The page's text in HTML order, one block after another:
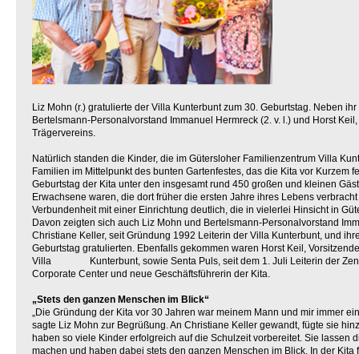
Liz Mohn (r.) gratulierte der Villa Kunterbunt zum 30. Geburtstag. Neben
Bertelsmann-Personalvorstand Immanuel Hermreck (2. v. l.) und Horst
Trägervereins.
Natürlich standen die Kinder, die im Gütersloher Familienzentrum Villa
Familien im Mittelpunkt des bunten Gartenfestes, das die Kita vor Kurzem
Geburtstag der Kita unter den insgesamt rund 450 großen und kleinen
Erwachsene waren, die dort früher die ersten Jahre ihres Lebens
Verbundenheit mit einer Einrichtung deutlich, die in vielerlei Hinsicht in
Davon zeigten sich auch Liz Mohn und Bertelsmann-Personalvorstand
Christiane Keller, seit Gründung 1992 Leiterin der Villa Kunterbunt, und
Geburtstag gratulierten. Ebenfalls gekommen waren Horst Keil,
Villa Kunterbunt, sowie Senta Puls, seit dem 1. Juli Leiterin der
Corporate Center und neue Geschäftsführerin der Kita.
„Stets den ganzen Menschen im Blick“
„Die Gründung der Kita vor 30 Jahren war meinem Mann und mir immer
sagte Liz Mohn zur Begrüßung. An Christiane Keller gewandt, fügte sie
haben so viele Kinder erfolgreich auf die Schulzeit vorbereitet. Sie lassen
machen und haben dabei stets den ganzen Menschen im Blick. In der